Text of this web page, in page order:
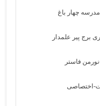
چهار باغ
برج پیر علمدار
اختصاصی